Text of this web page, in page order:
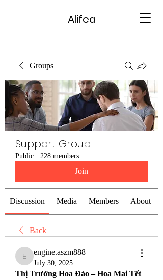
Alifea
Groups
Support Group
Public · 228 members
Join
Discussion Media Members About
Back
engine.aszm888
engine.aszm888
July 30, 2025
Thị Trường Hoa Đào – Hoa Mai Tết